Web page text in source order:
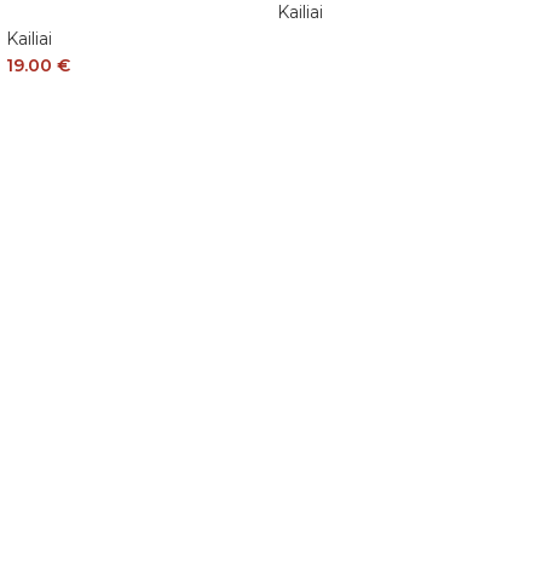
Kailiai
19.00 €
Kailiai